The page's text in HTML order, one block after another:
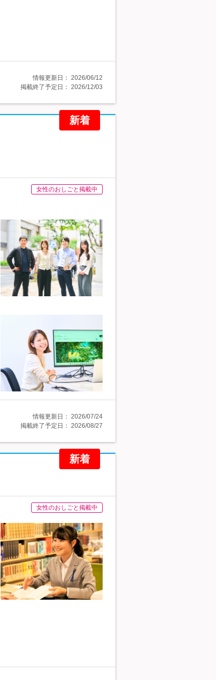
情報更新日： 2026/06/12
掲載終了予定日： 2026/12/03
新着
女性のおしごと掲載中
情報更新日： 2026/07/24
掲載終了予定日： 2026/08/27
新着
女性のおしごと掲載中